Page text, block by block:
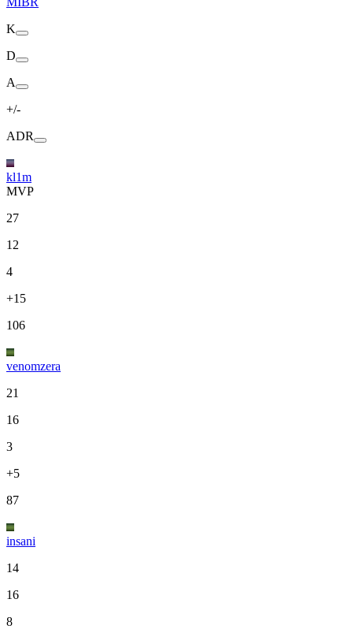
K
D
A
+/-
ADR
kl1m
MVP
27
12
4
+15
106
venomzera
21
16
3
+5
87
insani
14
16
8